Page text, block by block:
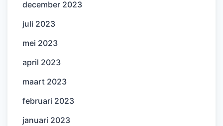
december 2023
juli 2023
mei 2023
april 2023
maart 2023
februari 2023
januari 2023